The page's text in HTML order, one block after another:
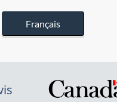
Français